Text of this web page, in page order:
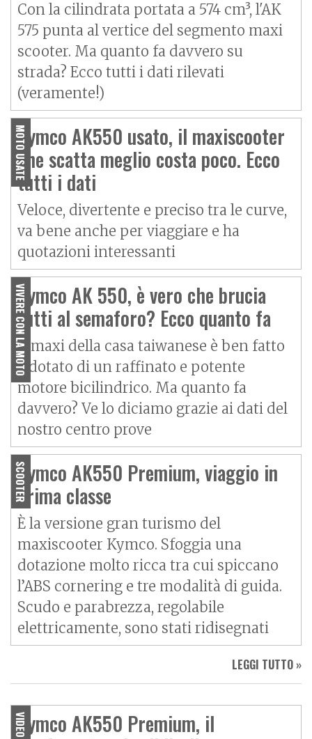
Con la cilindrata portata a 574 cm³, l'AK
575 punta al vertice del segmento maxi
scooter. Ma quanto fa davvero su
strada? Ecco tutti i dati rilevati
(veramente!)
MOTO USATE
Kymco AK550 usato, il maxiscooter
che scatta meglio costa poco. Ecco
tutti i dati
Veloce, divertente e preciso tra le curve,
va bene anche per viaggiare e ha
quotazioni interessanti
VIVERE CON LA MOTO
Kymco AK 550, è vero che brucia
tutti al semaforo? Ecco quanto fa
Il maxi della casa taiwanese è ben fatto
e dotato di un raffinato e potente
motore bicilindrico. Ma quanto fa
davvero? Ve lo diciamo grazie ai dati del
nostro centro prove
SCOOTER
Kymco AK550 Premium, viaggio in
prima classe
È la versione gran turismo del
maxiscooter Kymco. Sfoggia una
dotazione molto ricca tra cui spiccano
l’ABS cornering e tre modalità di guida.
Scudo e parabrezza, regolabile
elettricamente, sono stati ridisegnati
LEGGI TUTTO »
VIDEO
Kymco AK550 Premium, il